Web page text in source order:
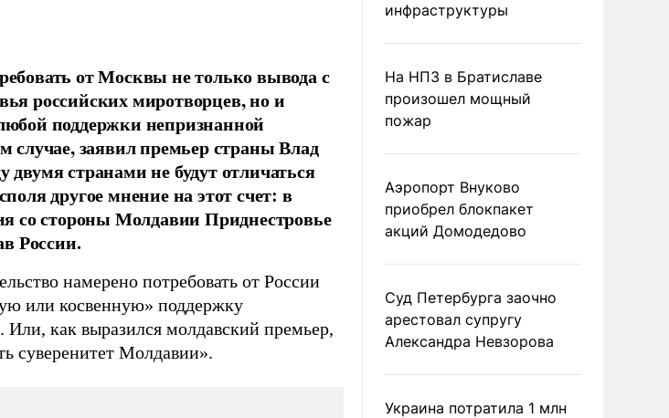
от Москвы не только вывода с
российских миротворцев, но и
поддержки непризнанной
случае, заявил премьер страны Влад
странами не будут отличаться
другое мнение на этот счет: в
со стороны Молдавии Приднестровье
России.
намерено потребовать от России
или косвенную» поддержку
Или, как выразился молдавский премьер,
суверенитет Молдавии».
инфраструктуры
На НПЗ в Братиславе
произошел мощный
пожар
Аэропорт Внуково
приобрел блокпакет
акций Домодедово
Суд Петербурга заочно
арестовал супругу
Александра Невзорова
Украина потратила 1 млн